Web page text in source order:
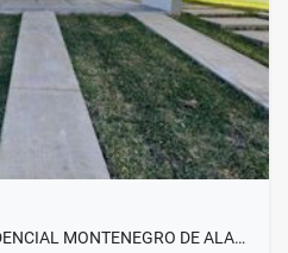
MONTENEGRO DE ALA…